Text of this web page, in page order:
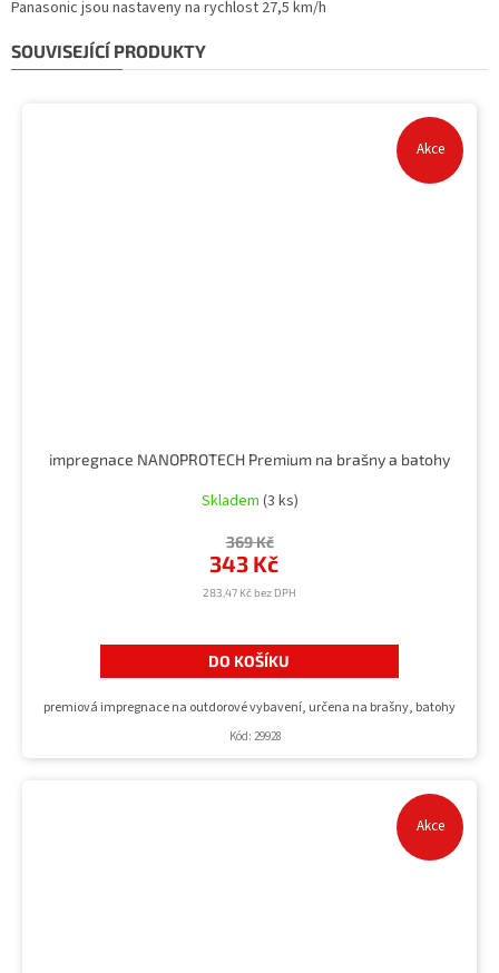
Panasonic jsou nastaveny na rychlost 27,5 km/h
SOUVISEJÍCÍ PRODUKTY
Akce
impregnace NANOPROTECH Premium na brašny a batohy
Skladem (3 ks)
283,47 Kč bez DPH
343 Kč
369 Kč
DO KOŠÍKU
premiová impregnace na outdorové vybavení, určena na brašny, batohy
Kód: 29928
Akce